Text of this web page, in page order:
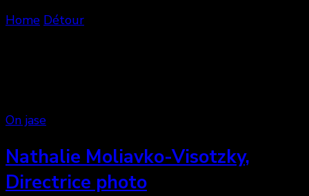
Home Détour
On jase
Nathalie Moliavko-Visotzky,
Directrice photo